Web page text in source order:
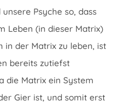
Psyche so, dass
Leben (in dieser Matrix)
in der Matrix zu leben, ist
bereits zutiefst
die Matrix ein System
Gier ist, und somit erst